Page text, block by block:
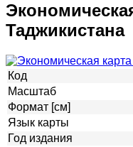
Таджикистана
Код
Масштаб
Формат [см]
Язык карты
Год издания